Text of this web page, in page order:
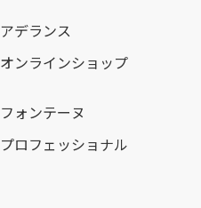
アデランス
オンラインショップ
フォンテーヌ
プロフェッショナル